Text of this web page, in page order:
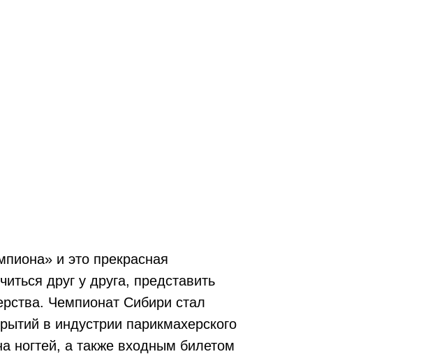
и это прекрасная
друг у друга, представить
Чемпионат Сибири стал
в индустрии парикмахерского
ногтей, а также входным билетом